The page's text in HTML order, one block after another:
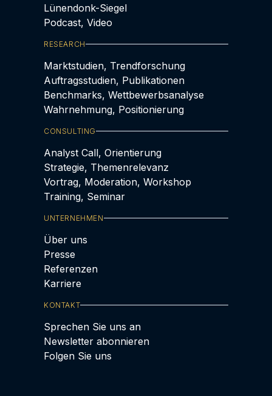
Lünendonk-Siegel
Podcast, Video
RESEARCH
Marktstudien, Trendforschung
Auftragsstudien, Publikationen
Benchmarks, Wettbewerbsanalyse
Wahrnehmung, Positionierung
CONSULTING
Analyst Call, Orientierung
Strategie, Themenrelevanz
Vortrag, Moderation, Workshop
Training, Seminar
UNTERNEHMEN
Über uns
Presse
Referenzen
Karriere
KONTAKT
Sprechen Sie uns an
Newsletter abonnieren
Folgen Sie uns